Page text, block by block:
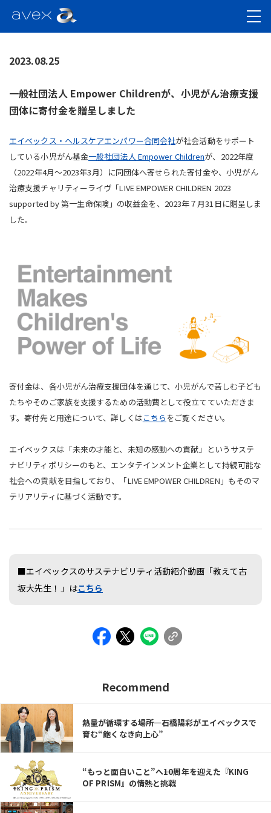
2023.08.25
一般社団法人 Empower Childrenが、小児がん治療支援
団体に寄付金を贈呈しました
エイベックス・ヘルスケアエンパワー合同会社が社会活動をサポート
している小児がん基金一般社団法人 Empower Childrenが、2022年度
（2022年4月～2023年3月）に同団体へ寄せられた寄付金や、小児がん
治療支援チャリティーライヴ「LIVE EMPOWER CHILDREN 2023
supported by 第一生命保険」の収益金を、2023年７月31日に贈呈しま
した。
寄付金は、各小児がん治療支援団体を通じて、小児がんで苦しむ子ども
たちやそのご家族を支援するための活動費として役立てていただきま
す。寄付先と用途について、詳しくはこちら をご覧ください。
エイベックスは「未来の才能と、未知の感動への貢献」というサステ
ナビリティポリシーのもと、エンタテインメント企業として持続可能な
社会への貢献を目指しており、「LIVE EMPOWER CHILDREN」もそのマ
テリアリティに基づく活動です。
■エイベックスのサステナビリティ活動紹介動画「教えて古
坂大先生！」はこちら
Recommend
熱量が循環する場所—石橋陽彩がエイベックスで
育む“飽くなき向上心”
“もっと面白いこと”へ――10周年を迎えた『KING
OF PRISM』の情熱と挑戦